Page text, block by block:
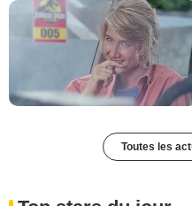
Toutes les